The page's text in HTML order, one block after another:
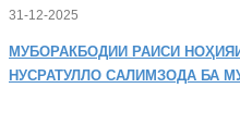
31-12-2025
МУБОРАКБОДИИ РАИСИ
НУСРАТУЛЛО САЛИМЗОДА БА